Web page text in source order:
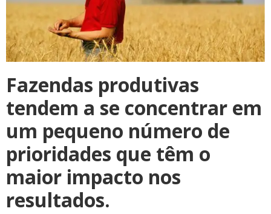
Fazendas produtivas
tendem a se concentrar em
um pequeno número de
prioridades que têm o
maior impacto nos
resultados.